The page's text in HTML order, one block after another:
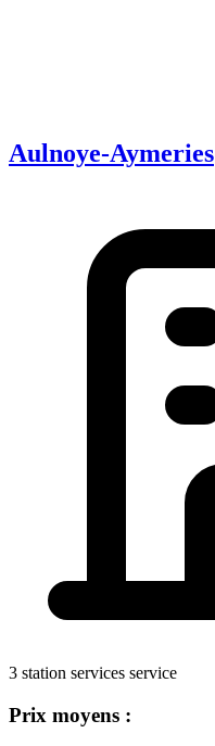
Aulnoye-Aymeries
3 station services service
Prix moyens :